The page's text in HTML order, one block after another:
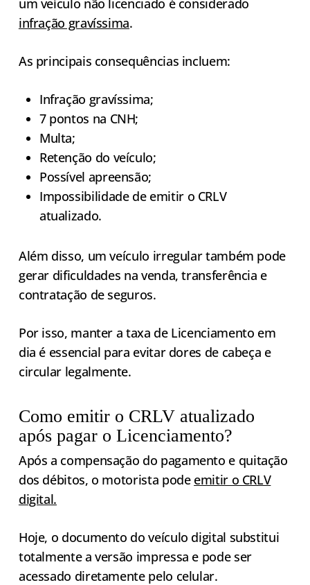
infração gravíssima.
As principais consequências incluem:
Infração gravíssima;
7 pontos na CNH;
Multa;
Retenção do veículo;
Possível apreensão;
Impossibilidade de emitir o CRLV
atualizado.
Além disso, um veículo irregular também pode
gerar dificuldades na venda, transferência e
contratação de seguros.
Por isso, manter a taxa de Licenciamento em
dia é essencial para evitar dores de cabeça e
circular legalmente.
Como emitir o CRLV atualizado
após pagar o Licenciamento?
Após a compensação do pagamento e quitação
dos débitos, o motorista pode emitir o CRLV
digital.
Hoje, o documento do veículo digital substitui
totalmente a versão impressa e pode ser
acessado diretamente pelo celular.